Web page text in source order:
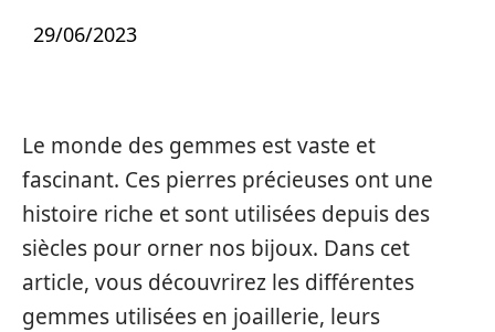
29/06/2023
Le monde des gemmes est vaste et
fascinant. Ces pierres précieuses ont une
histoire riche et sont utilisées depuis des
siècles pour orner nos bijoux. Dans cet
article, vous découvrirez les différentes
gemmes utilisées en joaillerie, leurs